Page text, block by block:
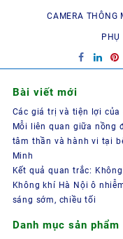
CAMERA THÔNG
PHỤ
Bài viết mới
Các giá trị và tiện lợi
Mỗi liên quan giữa nồng
tâm thần và hành vi tại
Minh
Kết quả quan trắc:
Không khí Hà Nội ô
sáng sớm, chiều tối
Danh mục sản phẩm